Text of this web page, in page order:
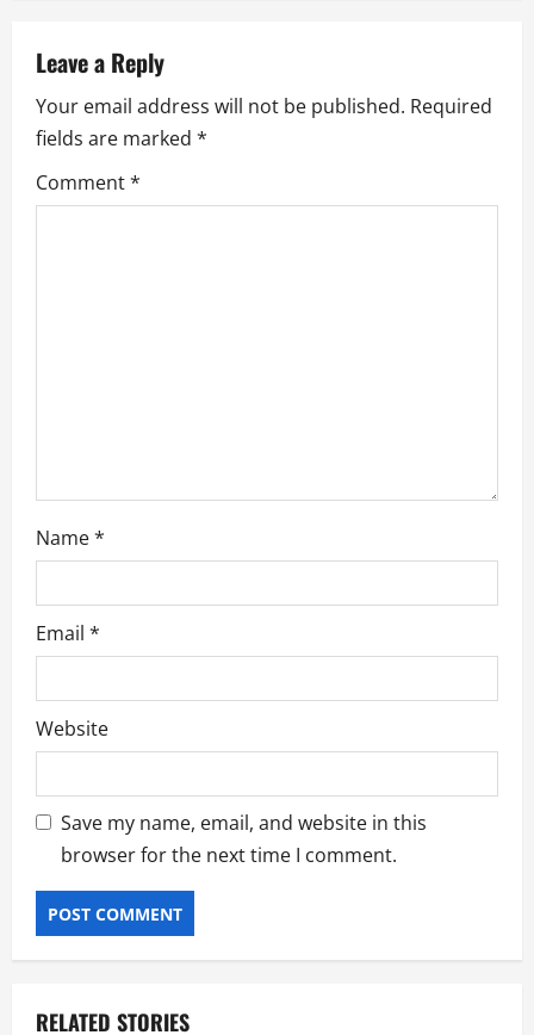
a
v
i
g
Leave a Reply
Your email address will not be published. Required
fields are marked *
Comment*
Name*
Email *
Website
Save my name, email, and website in this
browser for the next time I comment.
RELATED STORIES